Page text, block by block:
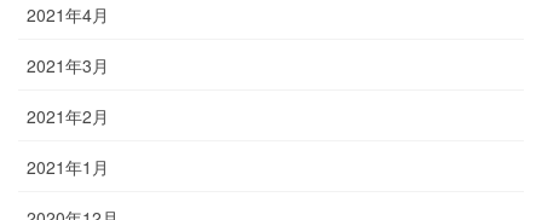
2021年4月
2021年3月
2021年2月
2021年1月